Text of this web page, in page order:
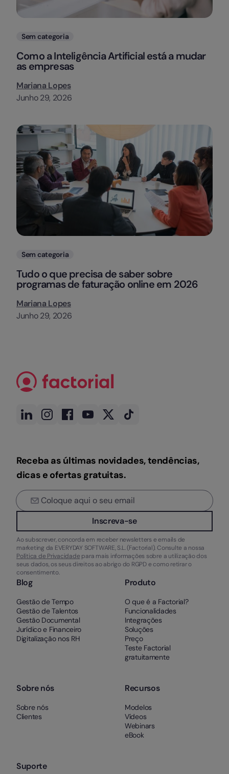
Categorias
Sem categoria
Como a Inteligência Artificial está a mudar
as empresas
Mariana Lopes
Junho 29, 2026
Categorias
Sem categoria
Tudo o que precisa de saber sobre
programas de faturação online em 2026
Mariana Lopes
Junho 29, 2026
Receba as últimas novidades, tendências,
dicas e ofertas gratuitas.
Inscreva-se
Ao subscrever, concorda em receber newsletters e emails de
marketing da EVERYDAY SOFTWARE, S.L. (Factorial). Consulte a nossa
Política de Privacidade para mais informações sobre a utilização dos
seus dados, os seus direitos ao abrigo do RGPD e como retirar o
consentimento.
Blog
Gestão de Tempo
Gestão de Talentos
Gestão Documental
Jurídico e Financeiro
Digitalização nos RH
Produto
O que é a Factorial?
Funcionalidades
Integrações
Soluções
Preço
Teste Factorial
gratuitamente
Sobre nós
Sobre nós
Clientes
Recursos
Modelos
Vídeos
Webinars
eBook
Suporte